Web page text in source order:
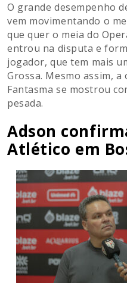
O grande desempenho
vem movimentando o
que quer o meia do
entrou na disputa e
jogador, que tem mais
Grossa. Mesmo assim,
Fantasma se mostrou
pesada.
Adson
Atlético em